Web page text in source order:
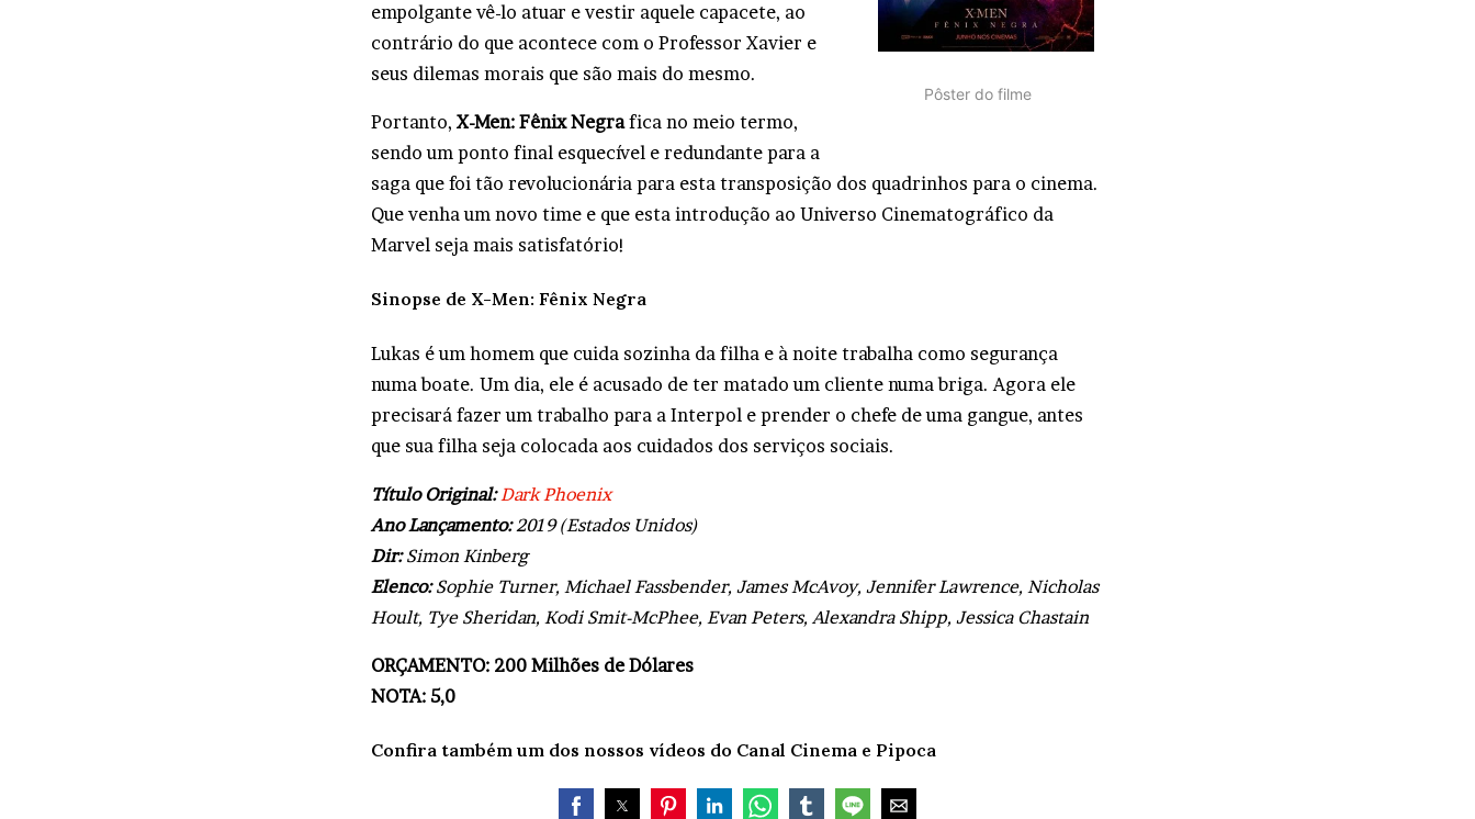
Pôster do filme
empolgante vê-lo atuar e vestir aquele capacete, ao
contrário do que acontece com o Professor Xavier e
seus dilemas morais que são mais do mesmo.
Portanto, X-Men: Fênix Negrafica no meio termo,
sendo um ponto final esquecível e redundante para a
saga que foi tão revolucionária para esta transposição dos quadrinhos para o cinema.
Que venha um novo time e que esta introdução ao Universo Cinematográfico da
Marvel seja mais satisfatório!
Sinopse de X-Men: Fênix Negra
Lukas é um homem que cuida sozinha da filha e à noite trabalha como segurança
numa boate. Um dia, ele é acusado de ter matado um cliente numa briga. Agora ele
precisará fazer um trabalho para a Interpol e prender o chefe de uma gangue, antes
que sua filha seja colocada aos cuidados dos serviços sociais.
Título Original: Dark Phoenix
Ano Lançamento:2019 (Estados Unidos)
Dir:Simon Kinberg
Elenco:Sophie Turner, Michael Fassbender, James McAvoy, Jennifer Lawrence, Nicholas
Hoult, Tye Sheridan, Kodi Smit-McPhee, Evan Peters, Alexandra Shipp, Jessica Chastain
ORÇAMENTO: 200 Milhões de Dólares
NOTA: 5,0
Confira também um dos nossos vídeos do Canal Cinema e Pipoca